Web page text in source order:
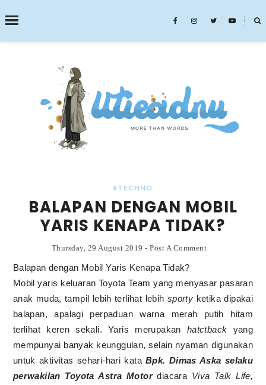
˟
SEARCH THIS BLOG
#TECHNO
BALAPAN DENGAN MOBIL
YARIS KENAPA TIDAK?
Thursday, 29 August 2019-Post A Comment
Balapan dengan Mobil Yaris Kenapa Tidak?
Mobil yaris keluaran Toyota Team yang menyasar pasaran
anak muda, tampil lebih terlihat lebih sporty ketika dipakai
balapan, apalagi perpaduan warna merah putih hitam
terlihat keren sekali. Yaris merupakan hatctback yang
mempunyai banyak keunggulan, selain nyaman digunakan
untuk aktivitas sehari-hari kataBpk. Dimas Aska selaku
perwakilan Toyota Astra Motordiacara Viva Talk Life,